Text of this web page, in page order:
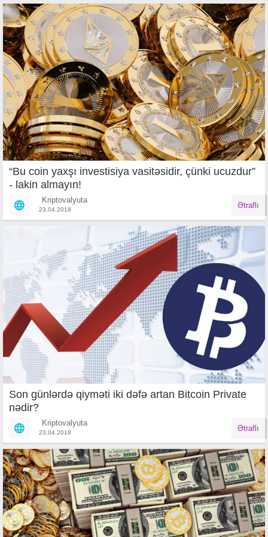
“Bu coin yaxşı investisiya vasitəsidir, çünki ucuzdur”
- lakin almayın!
Kriptovalyuta
23.04.2018 Ətraflı
Son günlərdə qiyməti iki dəfə artan Bitcoin Private
nədir?
Kriptovalyuta
23.04.2018 Ətraflı